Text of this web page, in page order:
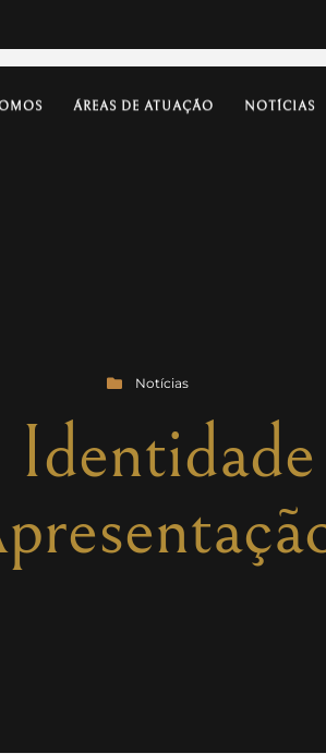
ÁREAS DE ATUAÇÃO NOTÍCIAS
Notícias